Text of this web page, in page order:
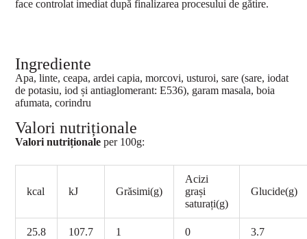
face controlat imediat după finalizarea procesului de gătire.
Ingrediente
Apa, linte, ceapa, ardei capia, morcovi, usturoi, sare (sare, iodat
de potasiu, iod și antiaglomerant: E536), garam masala, boia
afumata, corindru
Valori nutriționale
Valori nutriționale per 100g:
kcal kJ Grăsimi(g)
Acizi
grași
saturați(g)
Glucide(g)
25.8 107.7 1 0 3.7